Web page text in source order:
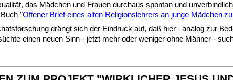
das Mädchen und Frauen durchaus spontan und
"Offener Brief eines alten Religionslehrers an junge Mädchen
drängt sich der Eindruck auf, daß hier - analog zur
einen neuen Sinn - jetzt mehr oder weniger ohne Männer -